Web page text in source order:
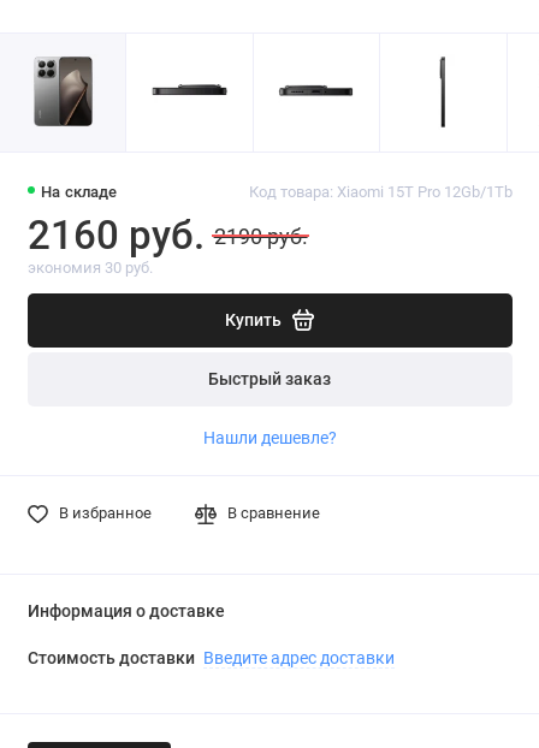
На складе Код товара: Xiaomi 15T Pro 12Gb/1Tb
2160 руб. 2190 руб.
экономия 30 руб.
Купить
Быстрый заказ
Нашли дешевле?
В избранное В сравнение
Информация о доставке
Стоимость доставки Введите адрес доставки